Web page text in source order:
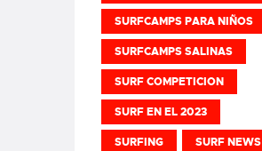
SURFCAMPS PARA NIÑOS
SURFCAMPS SALINAS
SURF COMPETICION
SURF EN EL 2023
SURFING SURF NEWS